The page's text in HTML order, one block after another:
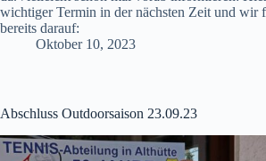
wichtiger Termin in der nächsten Zeit und wir
bereits darauf:
Oktober 10, 2023
Abschluss Outdoorsaison 23.09.23